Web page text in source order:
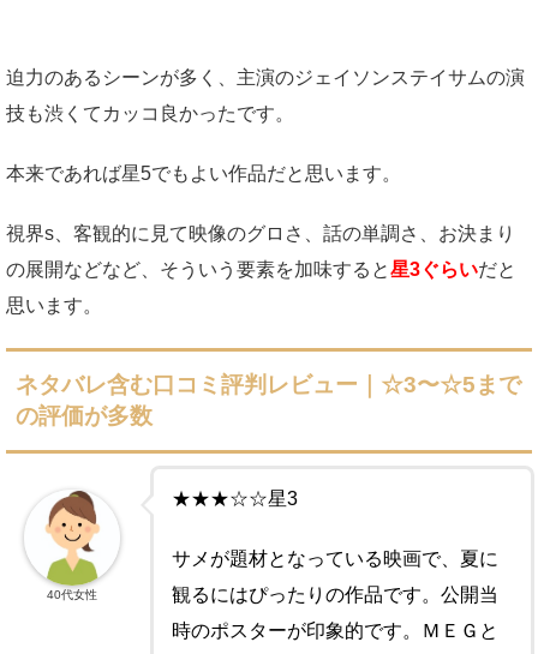
迫力のあるシーンが多く、主演のジェイソンステイサムの演
技も渋くてカッコ良かったです。
本来であれば星5でもよい作品だと思います。
視界s、客観的に見て映像のグロさ、話の単調さ、お決まり
の展開などなど、そういう要素を加味すると星3ぐらいだと
思います。
ネタバレ含む口コミ評判レビュー｜☆3〜☆5まで
の評価が多数
★★★☆☆星3
サメが題材となっている映画で、夏に
観るにはぴったりの作品です。公開当
時のポスターが印象的です。ＭＥＧと
40代女性